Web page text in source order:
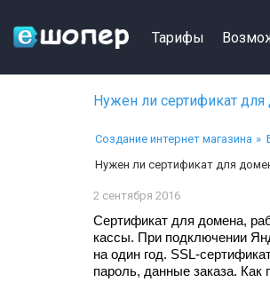
Тарифы
Нужен ли сертификат
Создание интернет магазина
Нужен ли сертификат для
2 сентября 2016
Сертификат для домена,
кассы. При подключении
на один год. SSL-
пароль, данные заказа. Как